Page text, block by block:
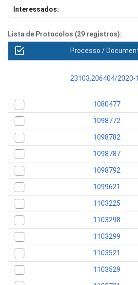
Interessados:
Lista de Protocolos (29 registros):
Processo /
23103.206404/2020-
1080477
1098772
1098782
1098787
1098792
1099621
1103225
1103298
1103299
1103521
1103529